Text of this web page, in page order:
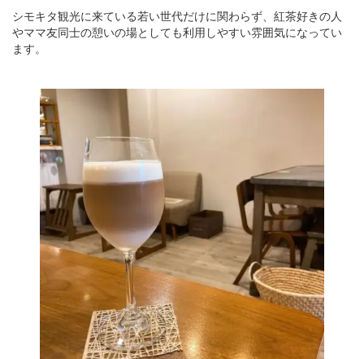
シモキタ観光に来ている若い世代だけに関わらず、紅茶好きの人
やママ友同士の憩いの場としても利用しやすい雰囲気になってい
ます。